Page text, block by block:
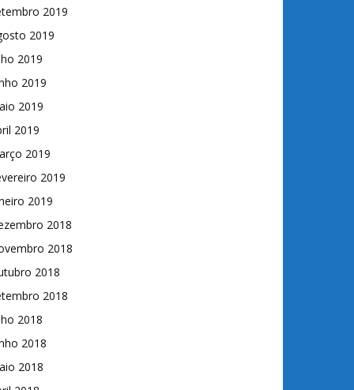
2019
2019
2019
2019
2019
2019
2019
2019
2019
2018
2018
2018
2018
2018
2018
2018